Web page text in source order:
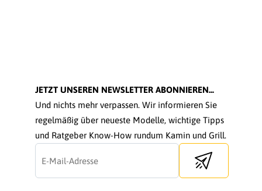
JETZT UNSEREN NEWSLETTER ABONNIEREN...
Und nichts mehr verpassen. Wir informieren Sie
regelmäßig über neueste Modelle, wichtige Tipps
und Ratgeber Know-How rundum Kamin und Grill.
Send newsletter